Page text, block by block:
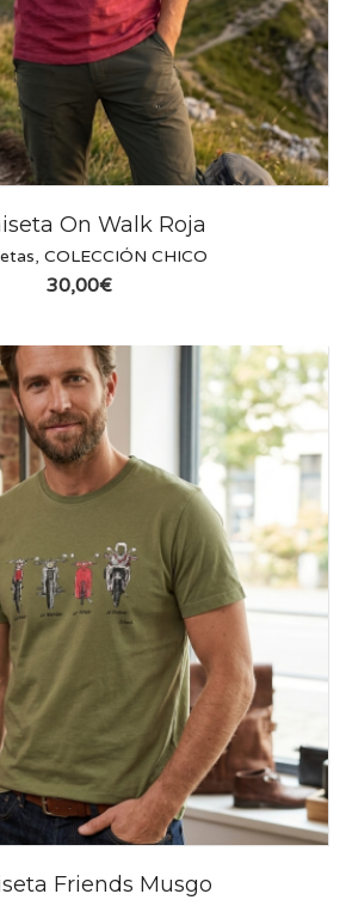
On Walk Roja
, COLECCIÓN CHICO
30,00€
Friends Musgo